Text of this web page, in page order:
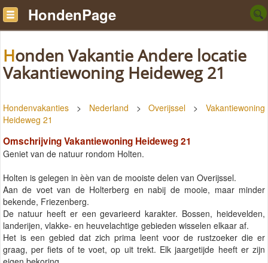
HondenPage
Honden Vakantie Andere locatie
Vakantiewoning Heideweg 21
Hondenvakanties > Nederland >Overijssel >Vakantiewoning
Heideweg 21
Omschrijving Vakantiewoning Heideweg 21
Geniet van de natuur rondom Holten.
Holten is gelegen in èèn van de mooiste delen van Overijssel.
Aan de voet van de Holterberg en nabij de mooie, maar minder
bekende, Friezenberg.
De natuur heeft er een gevarieerd karakter. Bossen, heidevelden,
landerijen, vlakke- en heuvelachtige gebieden wisselen elkaar af.
Het is een gebied dat zich prima leent voor de rustzoeker die er
graag, per fiets of te voet, op uit trekt. Elk jaargetijde heeft er zijn